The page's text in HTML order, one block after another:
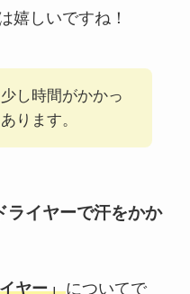
嬉しいですね！
し時間がかかっ
ります。
イヤーで汗をかか
ヤー」についてで